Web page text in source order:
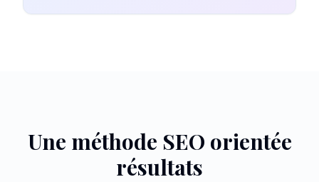
Une méthode SEO orientée
résultats